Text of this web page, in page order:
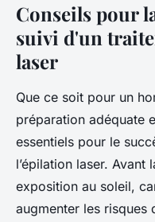
Conseils pour
suivi d'un
laser
Que ce soit pour un
préparation adéquate
essentiels pour le
l’épilation laser. Avant
exposition au soleil,
augmenter les risques